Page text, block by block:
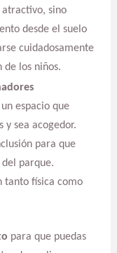
atractivo, sino
desde el suelo
cuidadosamente
los niños.
espacio que
y sea acogedor.
para que
parque.
tanto física como
para que puedas